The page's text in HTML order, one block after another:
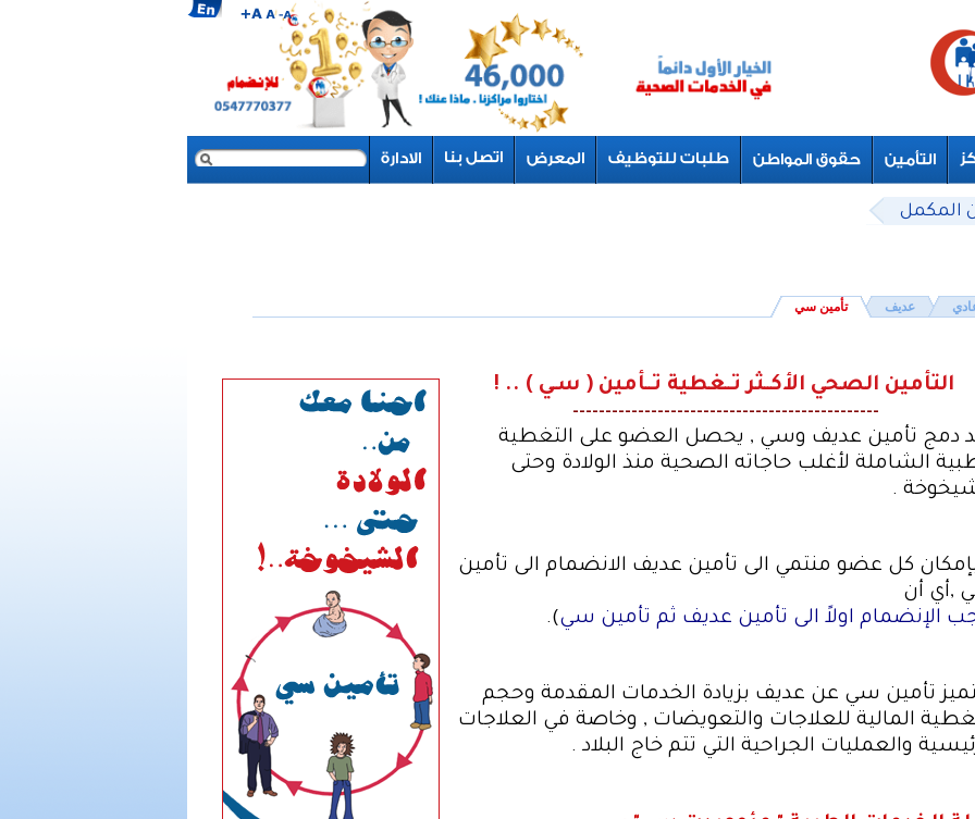
نموذج البحث
بحث
المكمل
عديف تأمين سي
التأمين الصحي الأكــثر تــغطية تــأمين ( سـي ) .. !
-----------------------------------------------
دمج تأمين عديف وسي , يحصل العضو على التغطية
الشاملة لأغلب حاجاته الصحية منذ الولادة وحتى
.
كل عضو منتمي الى تأمين عديف الانضمام الى تأمين
,أي أن
الإنضمام اولاً الى تأمين عديف ثم تأمين سي).
تأمين سي عن عديف بزيادة الخدمات المقدمة وحجم
المالية للعلاجات والتعويضات , وخاصة في العلاجات
والعمليات الجراحية التي تتم خاج البلاد .